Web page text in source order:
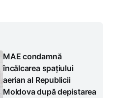
MAE condamnă
încălcarea spațiului
aerian al Republicii
Moldova după depistarea